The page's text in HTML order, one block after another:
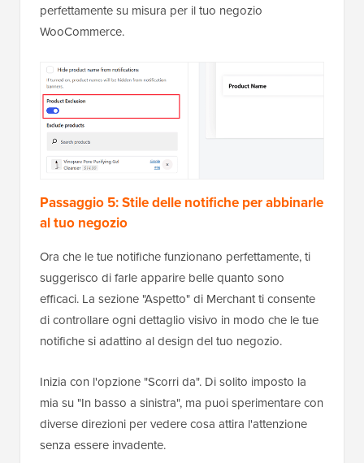
perfettamente su misura per il tuo negozio
WooCommerce.
Passaggio 5: Stile delle notifiche per abbinarle
al tuo negozio
Ora che le tue notifiche funzionano perfettamente, ti
suggerisco di farle apparire belle quanto sono
efficaci. La sezione "Aspetto" di Merchant ti consente
di controllare ogni dettaglio visivo in modo che le tue
notifiche si adattino al design del tuo negozio.
Inizia con l'opzione "Scorri da". Di solito imposto la
mia su "In basso a sinistra", ma puoi sperimentare con
diverse direzioni per vedere cosa attira l'attenzione
senza essere invadente.